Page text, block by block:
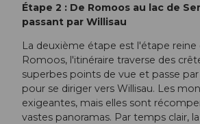
Étape 2 : De Romoos au lac de
passant par Willisau
La deuxième étape est l'étape reine
Romoos, l'itinéraire traverse des
superbes points de vue et passe
pour se diriger vers Willisau. Les
exigeantes, mais elles sont
vastes panoramas. Par temps clair,